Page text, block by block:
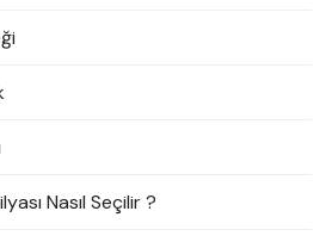
Nasıl Seçilir ?